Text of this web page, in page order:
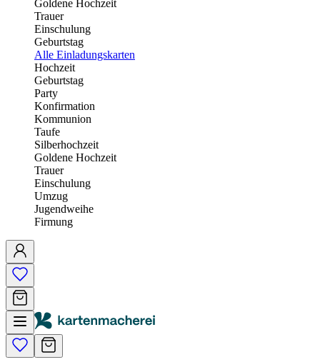
Goldene Hochzeit
Trauer
Einschulung
Geburtstag
Alle Einladungskarten
Hochzeit
Geburtstag
Party
Konfirmation
Kommunion
Taufe
Silberhochzeit
Goldene Hochzeit
Trauer
Einschulung
Umzug
Jugendweihe
Firmung